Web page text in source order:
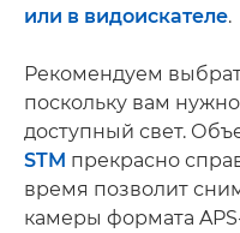
или в видоискателе.
Рекомендуем
поскольку вам
доступный свет.
STM прекрасно
время позволит
камеры формата